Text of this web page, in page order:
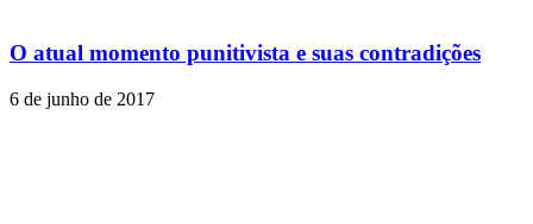
O atual momento punitivista e suas contradições
6 de junho de 2017